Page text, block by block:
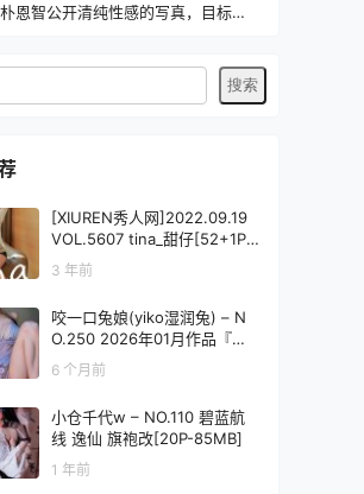
朴恩智公开清纯性感的写真，目标是
[XIUREN秀人网]2022.09.19
VOL.5607 tina_甜仔[52+1P
／531MB]
3 年前
咬一口兔娘(yiko湿润兔) – N
O.250 2026年01月作品『在
丈夫身边』 [124P3V-2.70G
B]
6 个月前
小仓千代w – NO.110 碧蓝航
线 逸仙 旗袍改[20P-85MB]
1 年前